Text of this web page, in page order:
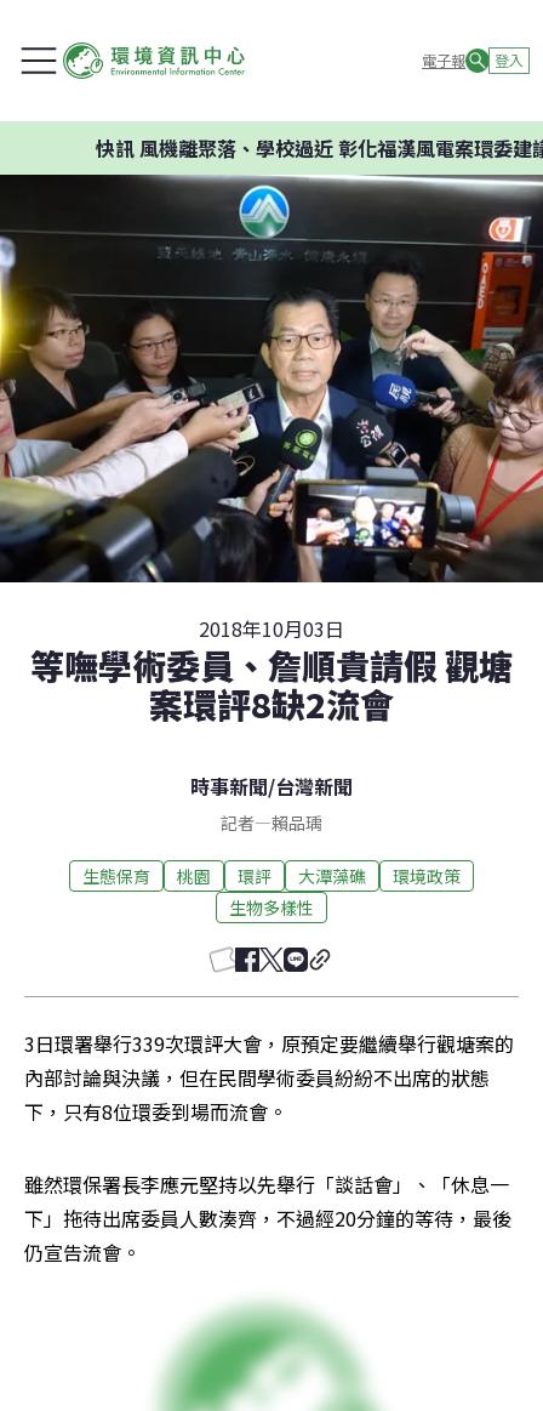
電子報 登入
風機離聚落、學校過近 彰化福漢風電案環委建議不
2018年10月03日
等嘸學術委員、詹順貴請假 觀塘
案環評8缺2流會
時事新聞/台灣新聞
記者—賴品瑀
生態保育 桃園 環評 大潭藻礁
環境政策
生物多樣性
3日環署舉行339次環評大會，原預定要繼續舉行觀塘案的
內部討論與決議，但在民間學術委員紛紛不出席的狀態
下，只有8位環委到場而流會。
雖然環保署長李應元堅持以先舉行「談話會」、「休息一
下」拖待出席委員人數湊齊，不過經20分鐘的等待，最後
仍宣告流會。